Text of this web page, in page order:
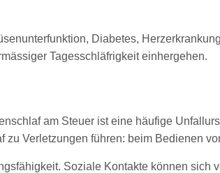
Diabetes,
Tagesschläfrigkeit einhergehen.
am Steuer ist eine häufige
Verletzungen führen: beim Bedienen
Soziale Kontakte können sich